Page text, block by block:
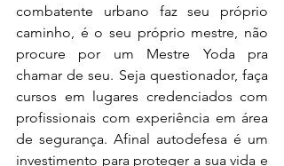
combatente urbano faz seu próprio
caminho, é o seu próprio mestre, não
procure por um Mestre Yoda pra
chamar de seu. Seja questionador, faça
cursos em lugares credenciados com
profissionais com experiência em área
de segurança. Afinal autodefesa é um
investimento para proteger a sua vida e